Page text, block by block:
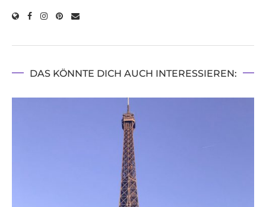
DAS KÖNNTE DICH AUCH INTERESSIEREN: